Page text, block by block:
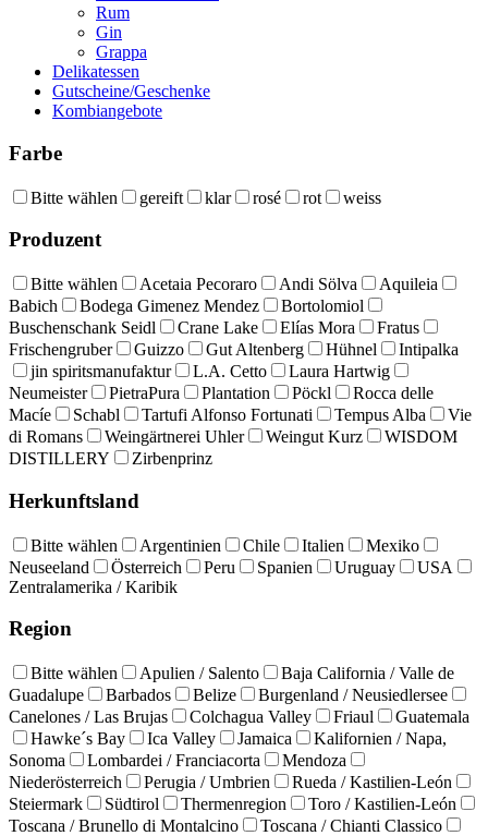
Rum
Gin
Grappa
Delikatessen
Gutscheine/Geschenke
Kombiangebote
Farbe
Bitte wählen gereift klar rosé rot weiss
Produzent
Bitte wählen Acetaia Pecoraro Andi Sölva
Aquileia
Babich
Bodega Gimenez Mendez
Bortolomiol
Buschenschank Seidl
Crane Lake Elías Mora
Fratus
Frischengruber
Guizzo Gut Altenberg Hühnel
Intipalka
jin spiritsmanufaktur
L.A. Cetto
Laura Hartwig
Neumeister
PietraPura Plantation Pöckl
Rocca delle
Macíe
Schabl Tartufi Alfonso Fortunati Tempus Alba
Vie
di Romans
Weingärtnerei Uhler Weingut Kurz
WISDOM
DISTILLERY
Zirbenprinz
Herkunftsland
Bitte wählen Argentinien Chile Italien
Mexiko
Neuseeland
Österreich Peru Spanien Uruguay
USA
Zentralamerika / Karibik
Region
Bitte wählen Apulien / Salento
Baja California / Valle de
Guadalupe
Barbados Belize
Burgenland / Neusiedlersee
Canelones / Las Brujas
Colchagua Valley Friaul
Guatemala
Hawke´s Bay
Ica Valley Jamaica
Kalifornien / Napa,
Sonoma
Lombardei / Franciacorta
Mendoza
Niederösterreich
Perugia / Umbrien
Rueda / Kastilien-León
Steiermark
Südtirol Thermenregion
Toro / Kastilien-León
Toscana / Brunello di Montalcino
Toscana / Chianti Classico